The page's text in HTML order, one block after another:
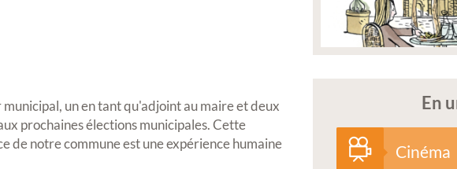
un en tant qu'adjoint au maire et deux
prochaines élections municipales. Cette
de notre commune est une expérience humaine
En
Cinéma